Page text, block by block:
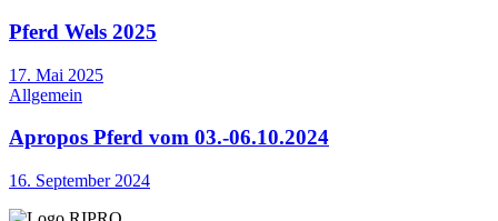
Pferd Wels 2025
17. Mai 2025
Allgemein
Apropos Pferd vom 03.-06.10.2024
16. September 2024